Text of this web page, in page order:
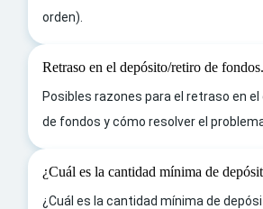
orden).
Retraso en el depósito/retiro de fondos.
Posibles razones para el retraso en
de fondos y cómo resolver el
¿Cuál es la cantidad mínima de
¿Cuál es la cantidad mínima de